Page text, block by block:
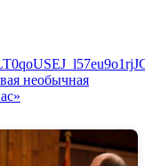
необычная